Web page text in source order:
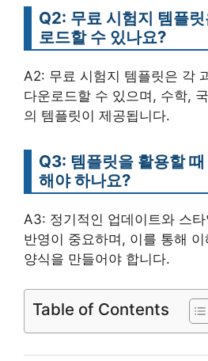
Q2: 무료 시험지 템플
로드할 수 있나요?
A2: 무료 시험지 템플릿은 각
다운로드할 수 있으며, 수학,
의 템플릿이 제공됩니다.
Q3: 템플릿을 활용할
해야 하나요?
A3: 정기적인 업데이트와 스
반영이 중요하며, 이를 통해
양식을 만들어야 합니다.
Table of Contents